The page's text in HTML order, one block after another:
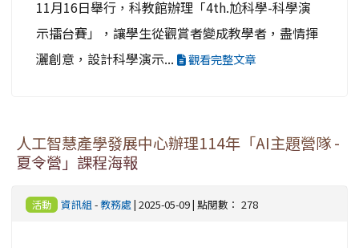
11月16日舉行，科教館辦理「4th.尬科學-科學演
示擂台賽」，讓學生從觀賞者變成教學者，盡情揮
灑創意，設計科學演示...
觀看完整文章
人工智慧產學發展中心辦理114年「AI主題營隊 -
夏令營」課程海報
活動 資訊組 -教務處 | 2025-05-09 | 點閱數： 278